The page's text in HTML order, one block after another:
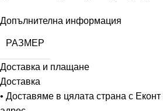
Допълнителна информация
РАЗМЕР
Доставка и плащане
Доставка
• Доставяме в цялата страна с